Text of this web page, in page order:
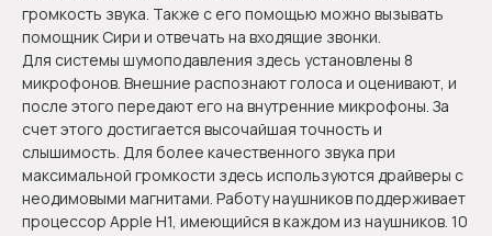
громкость звука. Также с его помощью можно вызывать
помощник Сири и отвечать на входящие звонки.
Для системы шумоподавления здесь установлены 8
микрофонов. Внешние распознают голоса и оценивают, и
после этого передают его на внутренние микрофоны. За
счет этого достигается высочайшая точность и
слышимость. Для более качественного звука при
максимальной громкости здесь используются драйверы с
неодимовыми магнитами. Работу наушников поддерживает
процессор Apple H1, имеющийся в каждом из наушников. 10